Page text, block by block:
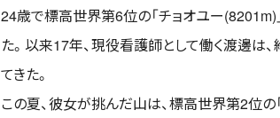
24歳で標高世界第6位の「チョオユー
た。以来17年、現役看護師として働く渡邊は
てきた。
この夏、彼女が挑んだ山は、標高世界第2位の「